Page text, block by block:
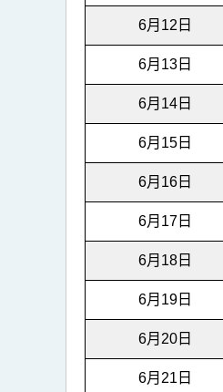
6月12日
6月13日
6月14日
6月15日
6月16日
6月17日
6月18日
6月19日
6月20日
6月21日